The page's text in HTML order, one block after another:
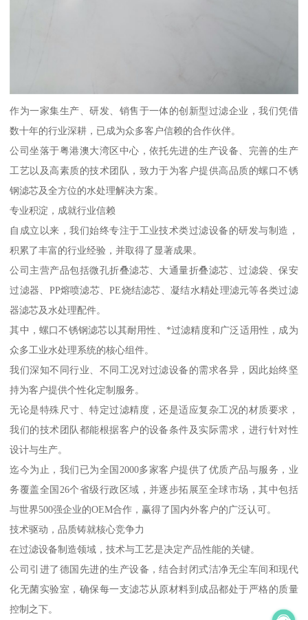
作为一家集生产、研发、销售于一体的创新型过滤企业，我们凭借
数十年的行业深耕，已成为众多客户信赖的合作伙伴。
公司坐落于粤港澳大湾区中心，依托先进的生产设备、完善的生产
工艺以及高素质的技术团队，致力于为客户提供高品质的螺口不锈
钢滤芯及全方位的水处理解决方案。
专业积淀，成就行业信赖
自成立以来，我们始终专注于工业技术类过滤设备的研发与制造，
积累了丰富的行业经验，并取得了显著成果。
公司主营产品包括微孔折叠滤芯、大通量折叠滤芯、过滤袋、保安
过滤器、PP熔喷滤芯、PE烧结滤芯、凝结水精处理滤元等各类过滤
器滤芯及水处理配件。
其中，螺口不锈钢滤芯以其耐用性、*过滤精度和广泛适用性，成为
众多工业水处理系统的核心组件。
我们深知不同行业、不同工况对过滤设备的需求各异，因此始终坚
持为客户提供个性化定制服务。
无论是特殊尺寸、特定过滤精度，还是适应复杂工况的材质要求，
我们的技术团队都能根据客户的设备条件及实际需求，进行针对性
设计与生产。
迄今为止，我们已为全国2000多家客户提供了优质产品与服务，业
务覆盖全国26个省级行政区域，并逐步拓展至全球市场，其中包括
与世界500强企业的OEM合作，赢得了国内外客户的广泛认可。
技术驱动，品质铸就核心竞争力
在过滤设备制造领域，技术与工艺是决定产品性能的关键。
公司引进了德国先进的生产设备，结合封闭式洁净无尘车间和现代
化无菌实验室，确保每一支滤芯从原材料到成品都处于严格的质量
控制之下。